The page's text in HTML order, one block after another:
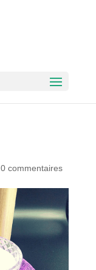
0 commentaires